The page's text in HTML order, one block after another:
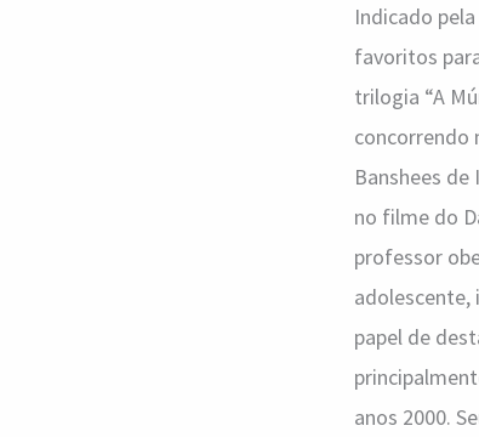
Indicado
favoritos
trilogia “A
concorrendo
Banshees
no filme do
professor
adolescente,
papel de
anos 2000.
Fraser
é
favorito
ao
Oscar